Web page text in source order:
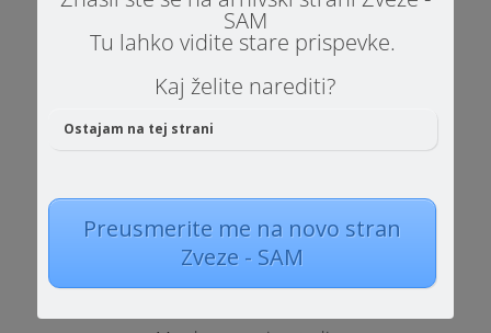
delavce in starše
Prenesi priročnik
SAM
Tu lahko vidite stare prispevke.
Kaj želite narediti?
Ostajam na tej strani
Preusmerite me na novo stran
Zveze - SAM